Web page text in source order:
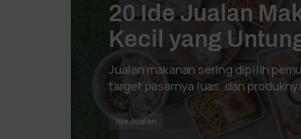
20 Ide Jualan
Kecil yang
Jualan makanan sering dipilih
target pasarnya luas, dan
Ide Jualan